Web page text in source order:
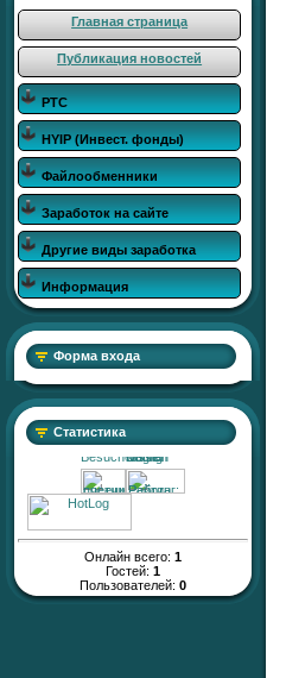
Главная страница
Публикация новостей
РТС
HYIP (Инвест. фонды)
Файлообменники
Заработок на сайте
Другие виды заработка
Информация
Форма входа
Статистика
Онлайн всего: 1
Гостей: 1
Пользователей: 0